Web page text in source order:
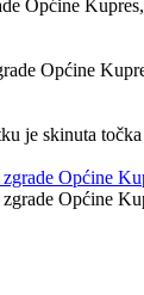
Općine
Općine
je skinuta
Općine
Općine